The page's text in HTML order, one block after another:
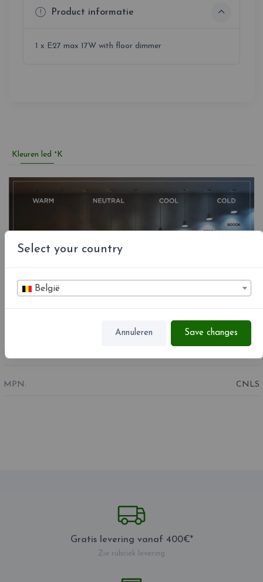
Select your country
België
Annuleren Save changes
Product informatie
1 x E27 max 17W with floor dimmer
Kleuren led °K
REFERENTIE
MPN: CNLS
Gratis levering vanaf 400€*
Zie rubriek levering